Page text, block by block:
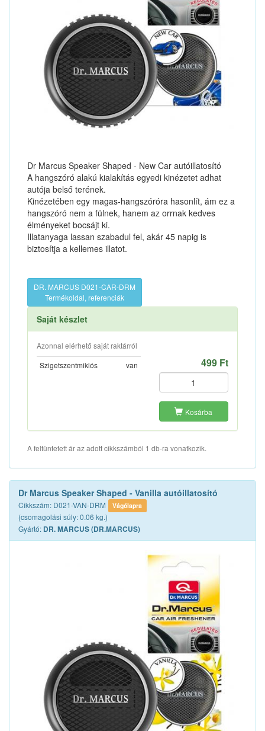
Dr Marcus Speaker Shaped - New Car autóillatosító
A hangszóró alakú kialakítás egyedi kinézetet adhat
autója belső terének.
Kinézetében egy magas-hangszóróra hasonlít, ám ez a
hangszóró nem a fülnek, hanem az orrnak kedves
élményeket bocsájt ki.
Illatanyaga lassan szabadul fel, akár 45 napig is
biztosítja a kellemes illatot.
DR. MARCUS D021-CAR-DRM
Termékoldal, referenciák
Saját készlet
Azonnal elérhető saját raktárról
Szigetszentmiklós
van 499 Ft
Kosárba
A feltüntetett ár az adott cikkszámból 1 db-ra vonatkozik.
Dr Marcus Speaker Shaped - Vanilla autóillatosító
Cikkszám: D021-VAN-DRM Vágólapra
(csomagolási súly: 0.06 kg.)
Gyártó: DR. MARCUS (DR.MARCUS)